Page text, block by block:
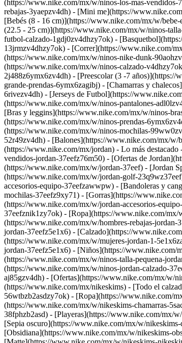
(https://www.nike.com/mx/w/ninos-los-mas-
rebajas-3yaepzv4dh) - [Mini me](https://
[Bebés (8 - 16 cm)](https://www.nike.com/mx/w/
(22.5 - 25 cm)](https://www.nike.com/mx/w/ninos-
futbol-calzado-1gdj0zv4dhzy7ok) -
13jrmzv4dhzy7ok) - [Correr](https://www.nike.com/
(https://www.nike.com/mx/w/ninos-nike-dunk-
(https://www.nike.com/mx/w/ninos-calzado-
2j488z6ymx6zv4dh) - [Preescolar (3 -7
grande-prendas-6ymx6zagibj) - [Chamarras y
6rivezv4dh) - [Jerseys de Futbol](https://
(https://www.nike.com/mx/w/ninos-pantalones-
[Bras y leggins](https://www.nike.com/mx/w/ninos-
(https://www.nike.com/mx/w/ninos-prendas-
(https://www.nike.com/mx/w/ninos-mochilas-
52r49zv4dh) - [Balones](https://www.nike.com/mx/
(https://www.nike.com/mx/jordan) - Lo más
vendidos-jordan-37eefz76m50) - [Ofertas de
(https://www.nike.com/mx/w/jordan-37eef) - [Jordan
(https://www.nike.com/mx/w/jordan-golf-
accesorios-equipo-37eefzawwpw) - [Bandoleras y
mochilas-37eefz9xy71) - [Gorras](https://
(https://www.nike.com/mx/w/jordan-accesorios-
37eefznik1zy7ok) - [Ropa](https://www.nike.com/
(https://www.nike.com/mx/w/hombres-rebajas-
jordan-37eefz5e1x6) - [Calzado](https://
(https://www.nike.com/mx/w/mujeres-jordan-1-
jordan-37eefz5e1x6) - [Niños](https://www.nike.com/
(https://www.nike.com/mx/w/ninos-talla-pequena-
(https://www.nike.com/mx/w/ninos-jordan-calzado-
aj85gzv4dh) - [Ofertas](https://www.nike.com/mx/w/
(https://www.nike.com/mx/nikeskims) - [Todo el
56wtbzb2asdzy7ok) - [Ropa](https://www.nike.com/
(https://www.nike.com/mx/w/nikeskims-chamarras-
38fphzb2asd) - [Playeras](https://www.nike.com/mx/
[Sepia oscuro](https://www.nike.com/mx/w/
[Obsidiana](https://www.nike.com/mx/w/nikeskims-